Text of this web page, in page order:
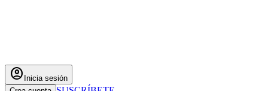
account_circle Inicia sesión